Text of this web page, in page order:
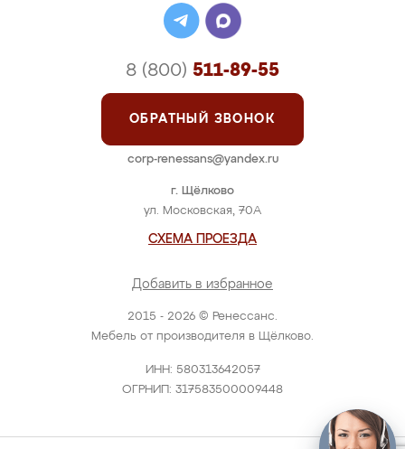
2015 - 2026 © Ренессанс.
Мебель от производителя в Щёлково.
ИНН: 580313642057
ОГРНИП: 317583500009448
г. Щёлково
ул. Московская, 70А
СХЕМА ПРОЕЗДА
Добавить в избранное
8 (800) 511-89-55
ОБРАТНЫЙ ЗВОНОК
corp-renessans@yandex.ru